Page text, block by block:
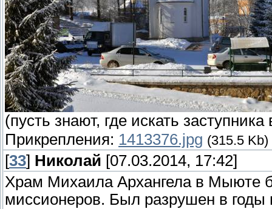
(пусть знают, где искать
Прикрепления: 1413376.jpg (315.5 Kb)
[33] Николай [07.03.2014, 17:42]
Храм Михаила Архангела в Мыюте
миссионеров. Был разрушен в годы